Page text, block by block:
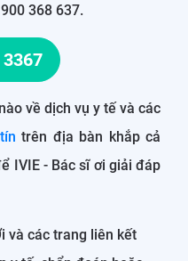
368 637.
về dịch vụ y tế và các
trên địa bàn khắp cả
IVIE - Bác sĩ ơi giải đáp
và các trang liên kết